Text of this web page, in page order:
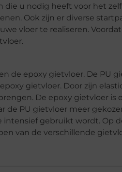
die u nodig heeft voor het
Ook zijn er diverse
vloer te realiseren.
de epoxy gietvloer. De PU
gietvloer. Door zijn
De epoxy gietvloer is
de PU gietvloer meer
intensief gebruikt wordt. Op
van de verschillende